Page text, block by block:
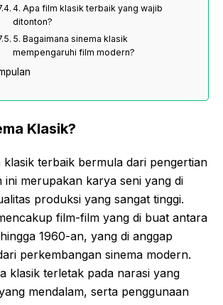
4. Apa film klasik terbaik yang wajib
ditonton?
5. Bagaimana sinema klasik
mempengaruhi film modern?
Klasik?
klasik terbaik bermula dari pengertian
ini merupakan karya seni yang di
produksi yang sangat tinggi.
film-film yang di buat antara
1960-an, yang di anggap
perkembangan sinema modern.
klasik terletak pada narasi yang
mendalam, serta penggunaan